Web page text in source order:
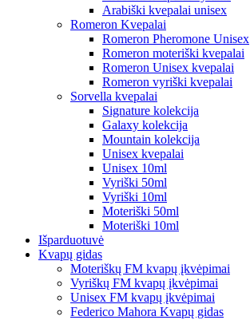
Arabiški kvepalai unisex
Romeron Kvepalai
Romeron Pheromone Unisex
Romeron moteriški kvepalai
Romeron Unisex kvepalai
Romeron vyriški kvepalai
Sorvella kvepalai
Signature kolekcija
Galaxy kolekcija
Mountain kolekcija
Unisex kvepalai
Unisex 10ml
Vyriški 50ml
Vyriški 10ml
Moteriški 50ml
Moteriški 10ml
Išparduotuvė
Kvapų gidas
Moteriškų FM kvapų įkvėpimai
Vyriškų FM kvapų įkvėpimai
Unisex FM kvapų įkvėpimai
Federico Mahora Kvapų gidas